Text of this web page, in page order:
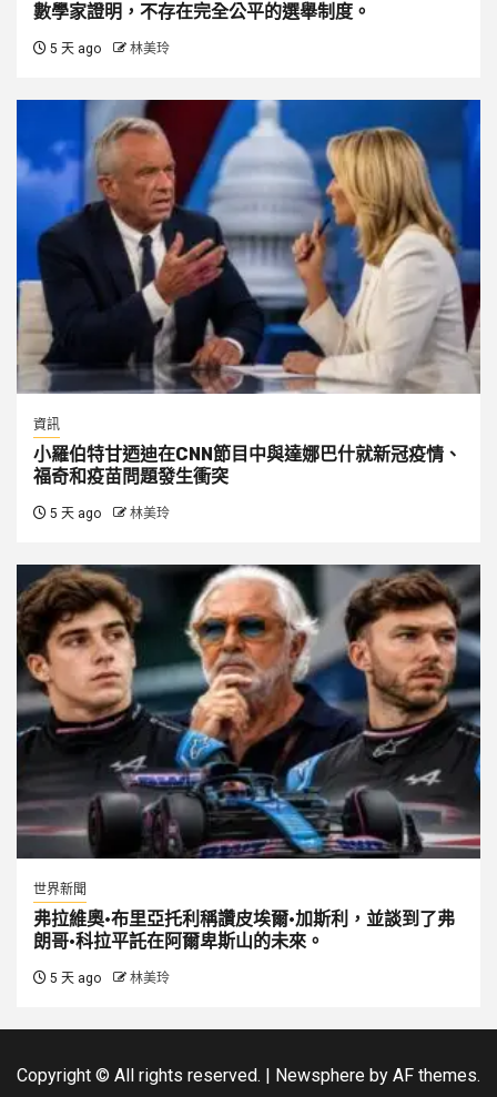
數學家證明，不存在完全公平的選舉制度。
5 天 ago 林美玲
資訊
小羅伯特甘迺迪在CNN節目中與達娜巴什就新冠疫情、
福奇和疫苗問題發生衝突
5 天 ago 林美玲
世界新聞
弗拉維奧·布里亞托利稱讚皮埃爾·加斯利，並談到了弗
朗哥·科拉平託在阿爾卑斯山的未來。
5 天 ago 林美玲
Copyright © All rights reserved. Newsphere by AF themes.